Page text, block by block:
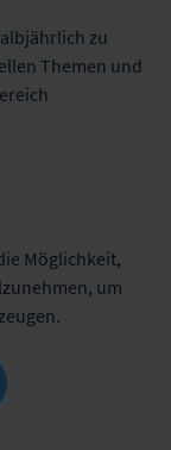
Gruppe)
zu
Themen und
Möglichkeit,
um